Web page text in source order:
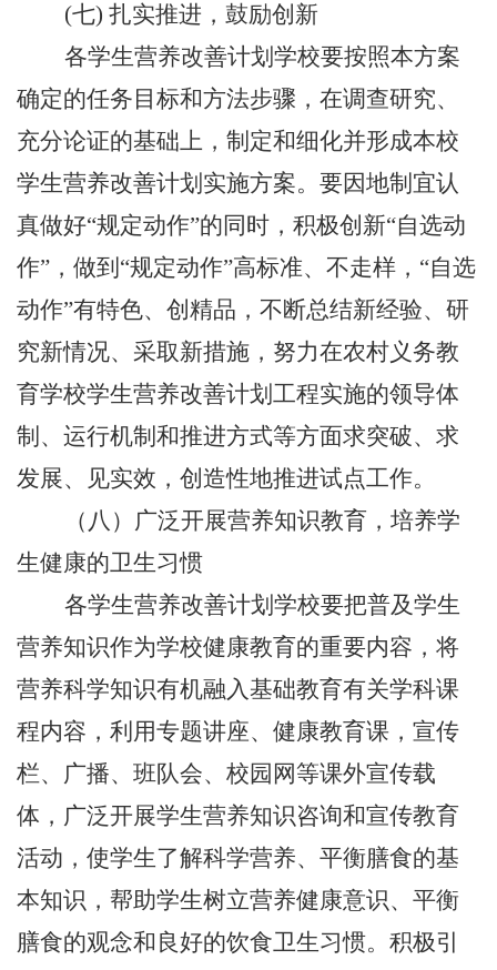
(七) 扎实推进，鼓励创新
各学生营养改善计划学校要按照本方案
确定的任务目标和方法步骤，在调查研究、
充分论证的基础上，制定和细化并形成本校
学生营养改善计划实施方案。要因地制宜认
真做好“规定动作”的同时，积极创新“自选动
作”，做到“规定动作”高标准、不走样，“自选
动作”有特色、创精品，不断总结新经验、研
究新情况、采取新措施，努力在农村义务教
育学校学生营养改善计划工程实施的领导体
制、运行机制和推进方式等方面求突破、求
发展、见实效，创造性地推进试点工作。
（八）广泛开展营养知识教育，培养学
生健康的卫生习惯
各学生营养改善计划学校要把普及学生
营养知识作为学校健康教育的重要内容，将
营养科学知识有机融入基础教育有关学科课
程内容，利用专题讲座、健康教育课，宣传
栏、广播、班队会、校园网等课外宣传载
体，广泛开展学生营养知识咨询和宣传教育
活动，使学生了解科学营养、平衡膳食的基
本知识，帮助学生树立营养健康意识、平衡
膳食的观念和良好的饮食卫生习惯。积极引